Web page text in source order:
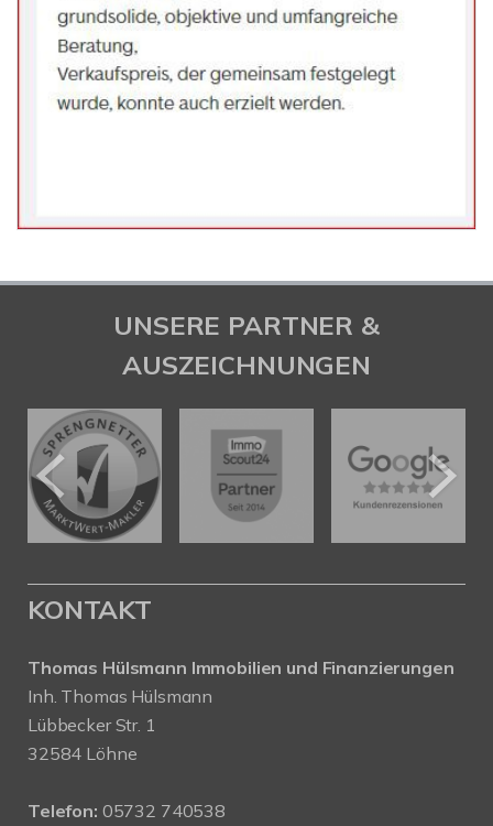
UNSERE PARTNER &
AUSZEICHNUNGEN
KONTAKT
Thomas Hülsmann Immobilien und Finanzierungen
Inh. Thomas Hülsmann
Lübbecker Str. 1
32584 Löhne
Telefon: 05732 740538